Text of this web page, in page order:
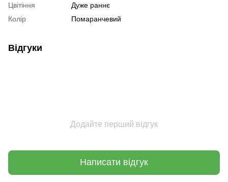
Цвітіння
Дуже раннє
Колір
Помаранчевий
Відгуки
Додайте перший відгук
Написати відгук